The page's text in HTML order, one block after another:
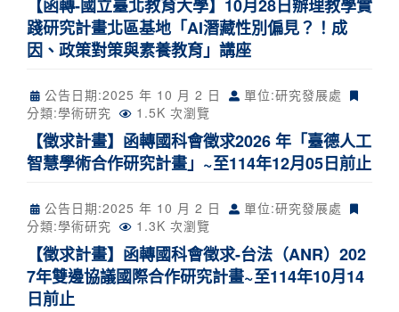
【函轉-國立臺北教育大學】10月28日辦理教學實
踐研究計畫北區基地「AI潛藏性別偏見？！成
因、政策對策與素養教育」講座
公告日期:2025 年 10 月 2 日
單位:研究發展處
分類:學術研究 1.5K 次瀏覽
【徵求計畫】函轉國科會徵求2026 年「臺德人工
智慧學術合作研究計畫」~至114年12月05日前止
公告日期:2025 年 10 月 2 日
單位:研究發展處
分類:學術研究 1.3K 次瀏覽
【徵求計畫】函轉國科會徵求-台法（ANR）202
7年雙邊協議國際合作研究計畫~至114年10月14
日前止